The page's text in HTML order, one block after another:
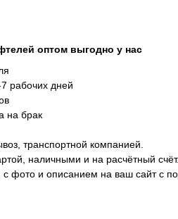
оптом выгодно у нас
рабочих дней
на брак
транспортной компанией.
наличными и на расчётный счёт.
фото и описанием на ваш сайт с